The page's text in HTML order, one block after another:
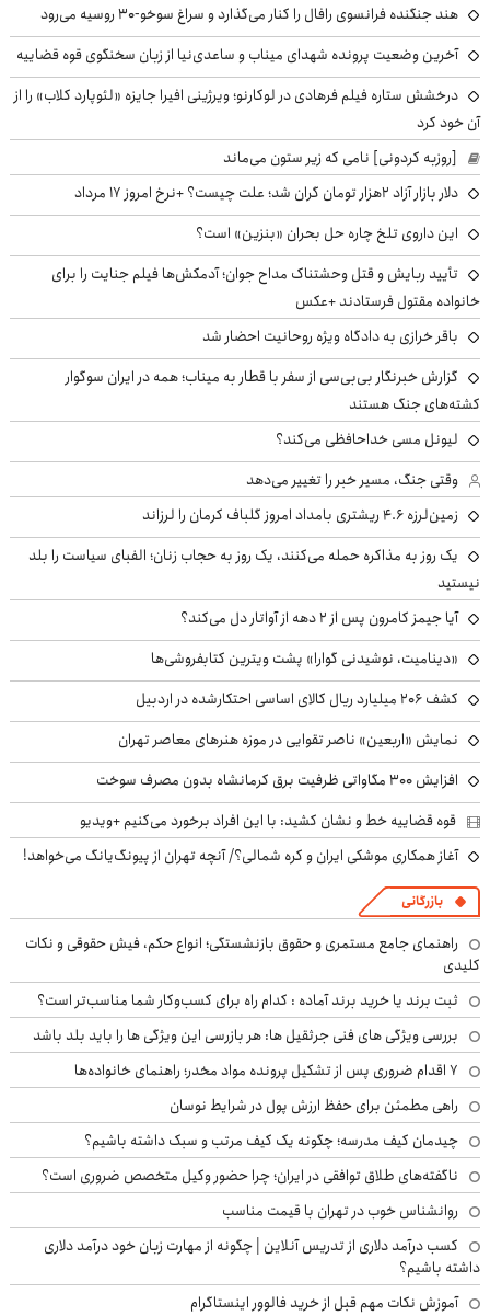
هند جنگنده فرانسوی رافال را کنار می‌گذارد و سراغ سوخو-30 روسیه می‌رود
آخرین وضعیت پرونده شهدای میناب و ساعدی‌نیا از زبان سخنگوی قوه قضاییه
درخشش ستاره فیلم فرهادی در لوکارنو؛ ویرژینی افیرا جایزه «لئوپارد کلاب» را از
آن خود کرد
[روزبه کردونی] نامی که زیر ستون می‌ماند
دلار بازار آزاد ۲هزار تومان گران شد؛ علت چیست؟ +نرخ امروز ۱۷ مرداد
این داروی تلخ چاره حل بحران «بنزین» است؟
تأیید ربایش و قتل وحشتناک مداح جوان؛ آدمکش‌ها فیلم جنایت را برای
خانواده مقتول فرستادند +عکس
باقر خرازی به دادگاه ویژه روحانیت احضار شد
گزارش خبرنگار بی‌بی‌سی از سفر با قطار به میناب؛ همه در ایران سوگوار
کشته‌های جنگ هستند
لیونل مسی خداحافظی می‌کند؟
وقتی جنگ، مسیر خبر را تغییر می‌دهد
زمین‌لرزه ۴.۶ ریشتری بامداد امروز گلباف کرمان را لرزاند
یک روز به مذاکره حمله می‌کنند، یک روز به حجاب زنان؛ الفبای سیاست را بلد
نیستید
آیا جیمز کامرون پس از ۲ دهه از آواتار دل می‌کند؟
«دینامیت، نوشیدنی گوارا» پشت ویترین کتابفروشی‌ها
کشف ۲۰۶ میلیارد ریال کالای اساسی احتکارشده در اردبیل
نمایش «اربعین» ناصر تقوایی در موزه هنرهای معاصر تهران
افزایش ۳۰۰ مگاواتی ظرفیت برق کرمانشاه بدون مصرف سوخت
قوه قضاییه خط و نشان کشید: با این افراد برخورد می‌کنیم +ویدیو
آغاز همکاری موشکی ایران و کره شمالی؟/ آنچه تهران از پیونگ‌یانگ می‌خواهد!
بازرگانی
راهنمای جامع مستمری و حقوق بازنشستگی؛ انواع حکم، فیش حقوقی و نکات
کلیدی
ثبت برند یا خرید برند آماده : کدام راه برای کسب‌وکار شما مناسب‌تر است؟
بررسی ویژگی های فنی جرثقیل ها: هر بازرسی این ویژگی ها را باید بلد باشد
۷ اقدام ضروری پس از تشکیل پرونده مواد مخدر؛ راهنمای خانواده‌ها
راهی مطمئن برای حفظ ارزش پول در شرایط نوسان
چیدمان کیف مدرسه؛ چگونه یک کیف مرتب و سبک داشته باشیم؟
ناگفته‌های طلاق توافقی در ایران؛ چرا حضور وکیل متخصص ضروری است؟
روانشناس خوب در تهران با قیمت مناسب
کسب درآمد دلاری از تدریس آنلاین | چگونه از مهارت زبان خود درآمد دلاری
داشته باشیم؟
آموزش نکات مهم قبل از خرید فالوور اینستاگرام